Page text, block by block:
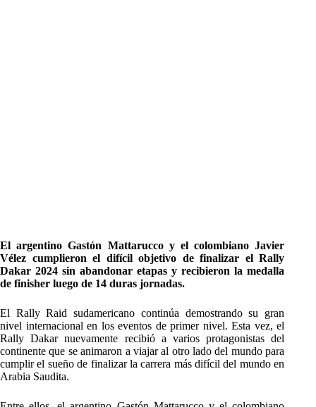
El argentino Gastón Mattarucco y el colombiano Javier
Vélez cumplieron el difícil objetivo de finalizar el Rally
Dakar 2024 sin abandonar etapas y recibieron la medalla
de finisher luego de 14 duras jornadas.
El Rally Raid sudamericano continúa demostrando su gran
nivel internacional en los eventos de primer nivel. Esta vez, el
Rally Dakar nuevamente recibió a varios protagonistas del
continente que se animaron a viajar al otro lado del mundo para
cumplir el sueño de finalizar la carrera más difícil del mundo en
Arabia Saudita.